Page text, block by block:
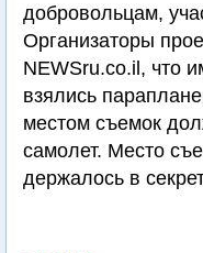
добровольцам,
Организаторы
NEWSru.co.il, что
взялись
местом съемок
самолет. Место
держалось в